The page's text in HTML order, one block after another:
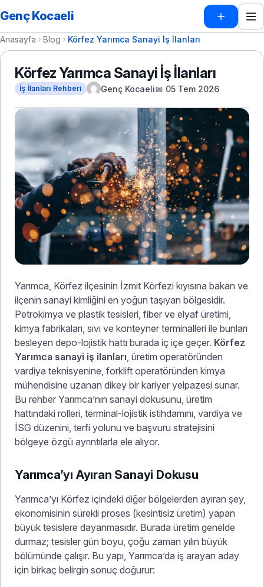
Genç Kocaeli
Anasayfa Blog Körfez Yarımca Sanayi İş İlanları
Körfez Yarımca Sanayi İş İlanları
İş İlanları Rehberi Genç Kocaeli📅 05 Tem 2026
Yarımca, Körfez ilçesinin İzmit Körfezi kıyısına bakan ve
ilçenin sanayi kimliğini en yoğun taşıyan bölgesidir.
Petrokimya ve plastik tesisleri, fiber ve elyaf üretimi,
kimya fabrikaları, sıvı ve konteyner terminalleri ile bunları
besleyen depo-lojistik hattı burada iç içe geçer. Körfez
Yarımca sanayi iş ilanları, üretim operatöründen
vardiya teknisyenine, forklift operatöründen kimya
mühendisine uzanan dikey bir kariyer yelpazesi sunar.
Bu rehber Yarımca’nın sanayi dokusunu, üretim
hattındaki rolleri, terminal-lojistik istihdamını, vardiya ve
İSG düzenini, terfi yolunu ve başvuru stratejisini
bölgeye özgü ayrıntılarla ele alıyor.
Yarımca’yı Ayıran Sanayi Dokusu
Yarımca’yı Körfez içindeki diğer bölgelerden ayıran şey,
ekonomisinin sürekli proses (kesintisiz üretim) yapan
büyük tesislere dayanmasıdır. Burada üretim genelde
durmaz; tesisler gün boyu, çoğu zaman yılın büyük
bölümünde çalışır. Bu yapı, Yarımca’da iş arayan aday
için birkaç belirgin sonuç doğurur: